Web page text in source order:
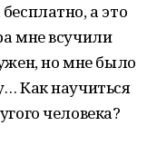
а это
мне всучили
но мне было
Как научиться
человека?